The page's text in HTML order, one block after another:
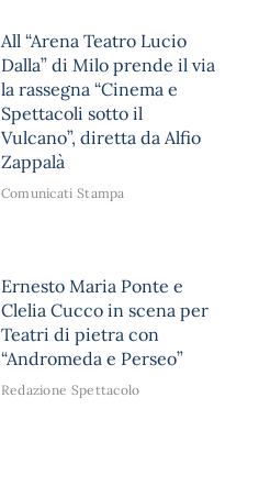
All “Arena Teatro Lucio
Dalla” di Milo prende il via
la rassegna “Cinema e
Spettacoli sotto il
Vulcano”, diretta da Alfio
Zappalà
Comunicati Stampa
Ernesto Maria Ponte e
Clelia Cucco in scena per
Teatri di pietra con
“Andromeda e Perseo”
Redazione Spettacolo